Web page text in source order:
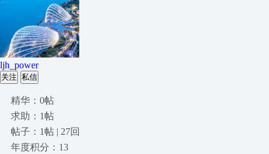
ljh_power
关注 私信
精华：0帖
求助：1帖
帖子：1帖 | 27回
年度积分：13